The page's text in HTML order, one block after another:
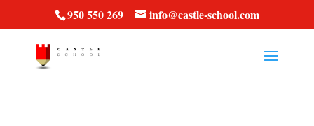
950 550 269 info@castle-school.com